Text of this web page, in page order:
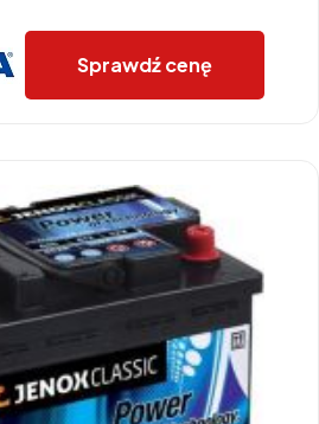
Sprawdź cenę